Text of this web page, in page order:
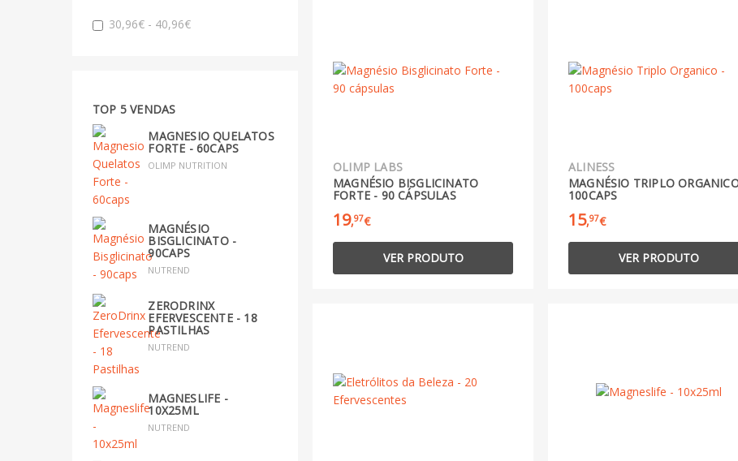
30,96€ - 40,96€
TOP 5 VENDAS
MAGNESIO QUELATOS
FORTE - 60CAPS
OLIMP NUTRITION
MAGNÉSIO
BISGLICINATO -
90CAPS
NUTREND
ZERODRINX
EFERVESCENTE - 18
PASTILHAS
NUTREND
MAGNESLIFE -
10X25ML
NUTREND
OLIMP LABS
MAGNÉSIO BISGLICINATO
FORTE - 90 CÁPSULAS
19,97€
VER PRODUTO
ALINESS
MAGNÉSIO TRIPLO
100CAPS
15,97€
VER PRODUTO